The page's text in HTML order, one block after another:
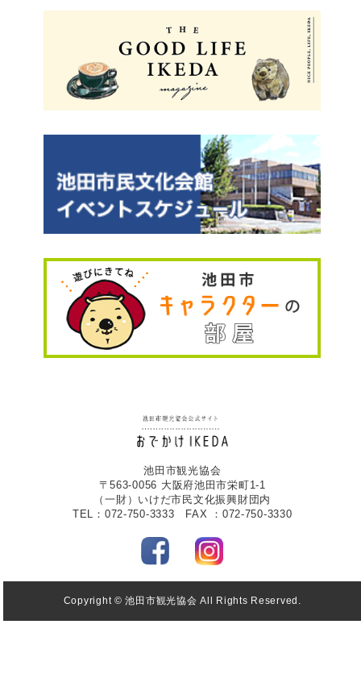
池田市観光協会
〒563-0056 大阪府池田市栄町1-1
（一財）いけだ市民文化振興財団内
TEL：072-750-3333 FAX ：072-750-3330
Copyright © 池田市観光協会 All Rights Reserved.